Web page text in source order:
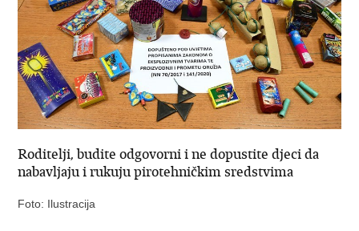
Roditelji, budite odgovorni i ne dopustite djeci da
nabavljaju i rukuju pirotehničkim sredstvima
Foto: Ilustracija